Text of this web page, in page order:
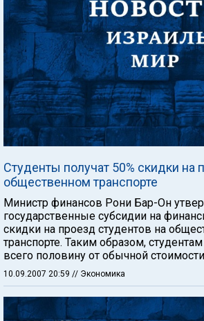
Студенты получат 50% скидки на
общественном транспорте
Министр финансов Рони Бар-Он
государственные субсидии на
скидки на проезд студентов на
транспорте. Таким образом,
всего половину от обычной
10.09.2007 20:59 // Экономика